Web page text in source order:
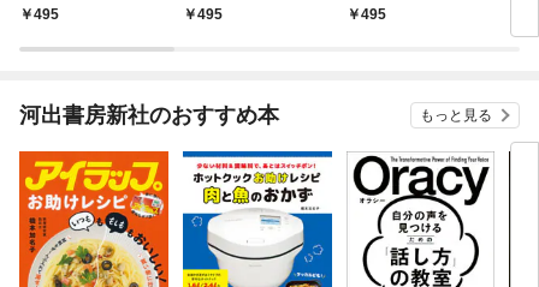
495
な痛みやコリ、疲れを
495
495
河出書房新社のおすすめ本 もっと見る